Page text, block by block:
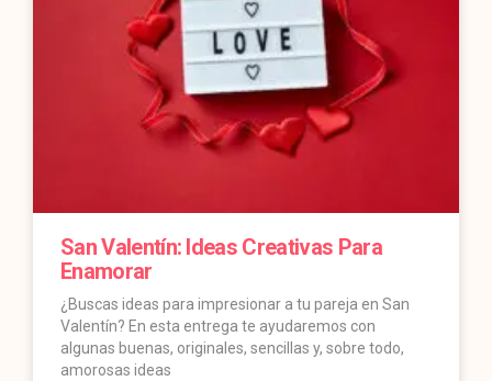
San Valentín: Ideas Creativas Para
Enamorar
¿Buscas ideas para impresionar a tu pareja en San
Valentín? En esta entrega te ayudaremos con
algunas buenas, originales, sencillas y, sobre todo,
amorosas ideas